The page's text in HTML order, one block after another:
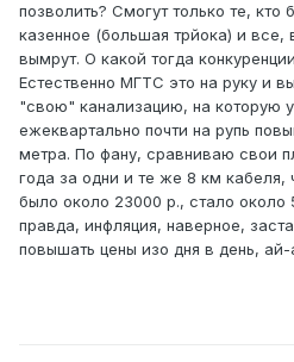
позволить? Смогут только те, кто
казенное (большая трйока) и все,
вымрут. О какой тогда
Естественно МГТС это на руку и
"свою" канализацию, на которую
ежеквартально почти на рупь
метра. По фану, сравниваю свои
года за одни и те же 8 км
было около 23000 р., стало около
правда, инфляция, наверное,
повышать цены изо дня в день,